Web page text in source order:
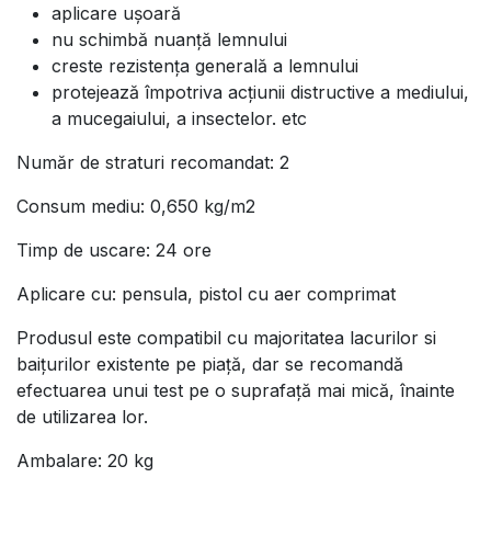
aplicare ușoară
nu schimbă nuanță lemnului
creste rezistența generală a lemnului
protejează împotriva acțiunii distructive a mediului,
a mucegaiului, a insectelor. etc
Număr de straturi recomandat: 2
Consum mediu: 0,650 kg/m2
Timp de uscare: 24 ore
Aplicare cu: pensula, pistol cu aer comprimat
Produsul este compatibil cu majoritatea lacurilor si
baițurilor existente pe piață, dar se recomandă
efectuarea unui test pe o suprafață mai mică, înainte
de utilizarea lor.
Ambalare: 20 kg